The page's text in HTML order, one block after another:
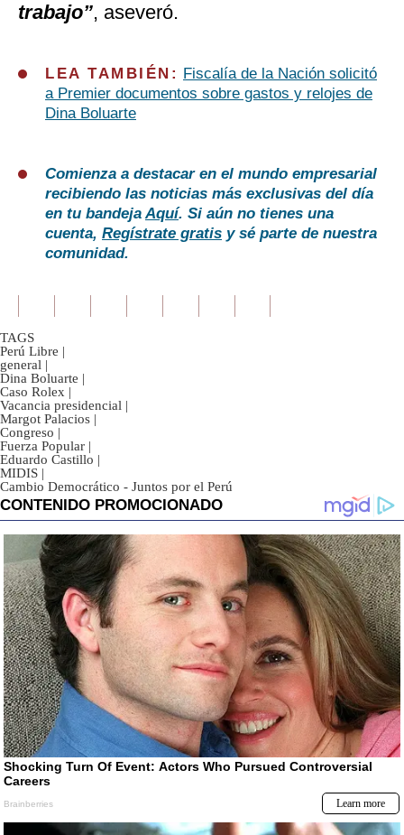
trabajo”, aseveró.
LEA TAMBIÉN:
Fiscalía de la Nación solicitó
a Premier documentos sobre gastos y relojes de
Dina Boluarte
Comienza a destacar en el mundo empresarial
recibiendo las noticias más exclusivas del día
en tu bandejaAquí. Si aún no tienes una
cuenta, Regístrate gratis y sé parte de nuestra
comunidad.
TAGS
Perú Libre |
general |
Dina Boluarte |
Caso Rolex |
Vacancia presidencial |
Margot Palacios |
Congreso |
Fuerza Popular |
Eduardo Castillo |
MIDIS |
Cambio Democrático - Juntos por el Perú